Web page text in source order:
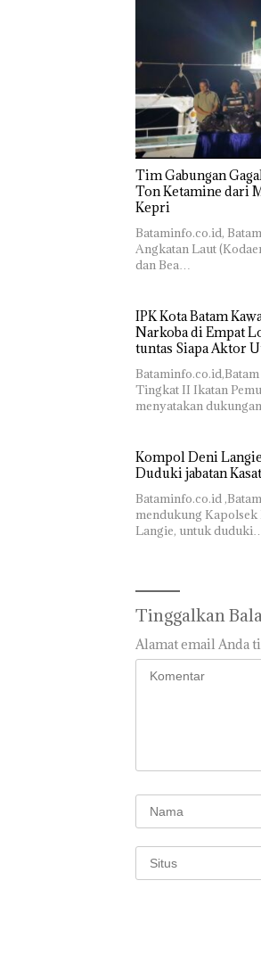
Tim Gabungan Gagalkan Penyelundupan 1,3
Ton Ketamine dari MV
‎​Bataminfo.co.id,
Angkatan Laut
dan Bea…
IPK Kota Batam
Narkoba di Empat
tuntas Siapa Aktor
Tingkat II Ikatan
menyatakan
Kompol Deni Langie di
Duduki jabatan
Bataminfo.co.id
mendukung
Langie, untuk
Tinggalkan
Alamat email Anda